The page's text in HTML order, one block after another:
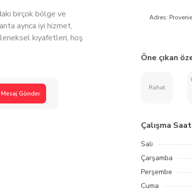
birçok bölge ve
ayrıca iyi hizmet,
kıyafetleri, hoş
Mesaj Gönder
Adres:
Öne çıkan
Rahat
Çalışma
Salı
Çarşamba
Perşembe
Cuma